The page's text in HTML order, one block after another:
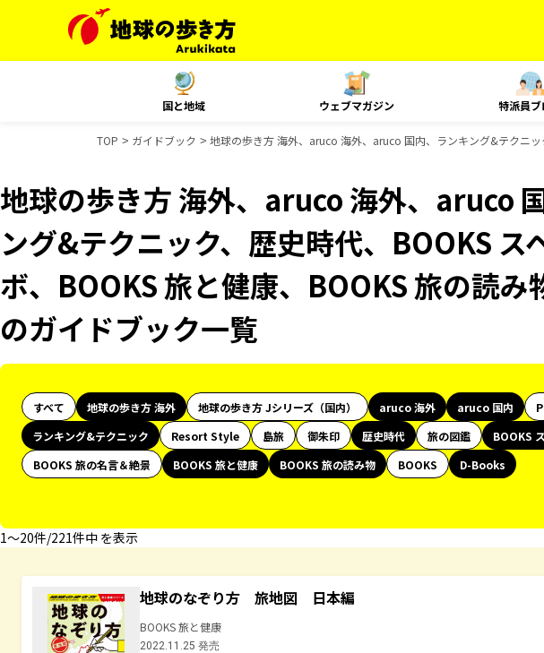
国と地域 ウェブマガジン 特派員ブ
TOP ガイドブック 地球の歩き方 海外、aruco 海外、aruco 国内、ランキング&テクニ
地球の歩き方 海外、aruco 海外、aruco
ング&テクニック、歴史時代、BOOKS ス
ボ、BOOKS 旅と健康、BOOKS 旅の読
のガイドブック一覧
すべて 地球の歩き方 海外 地球の歩き方 Jシリーズ（国内） aruco 海外 aruco 国内
ランキング&テクニック
Resort Style 島旅 御朱印 歴史時代 旅の図鑑
BOOKS
BOOKS 旅の名言＆絶景
BOOKS 旅と健康 BOOKS 旅の読み物 BOOKS
D-Books
1〜20件/221件中 を表示
地球のなぞり方 旅地図 日本編
BOOKS 旅と健康
2022.11.25 発売